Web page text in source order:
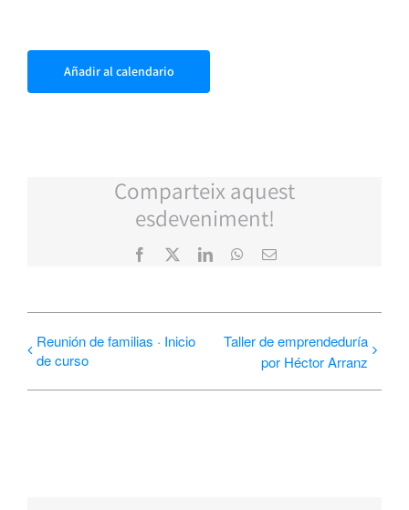
Añadir al calendario
Comparteix aquest
esdeveniment!
Facebook LinkedInWhatsApp
Correo
Reunión de familias · Inicio
de curso
Taller de emprendeduría
por Héctor Arranz